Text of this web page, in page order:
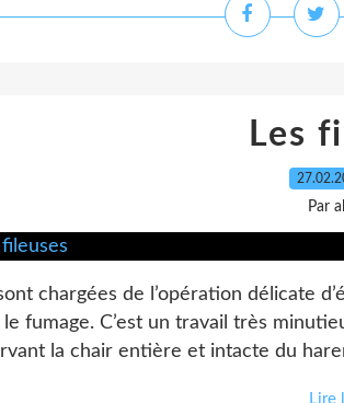
Les
Par
chargées de l’opération délicate
le fumage. C’est un travail très
la chair entière et intacte du
Lire